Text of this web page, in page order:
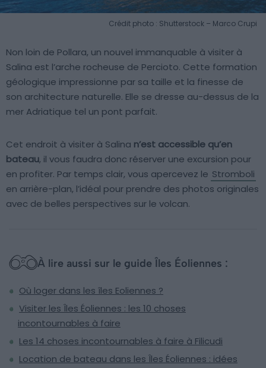
Crédit photo : Shutterstock – Marco Crupi
Non loin de Pollara, un nouvel immanquable à visiter à
Salina est l’arche rocheuse de Percioto. Cette formation
géologique impressionne par sa taille et la finesse de
son architecture naturelle. Elle se dresse au-dessus de la
mer Adriatique tel un pont parfait.
Cet endroit à visiter à Salina n’est accessible qu’en
bateau, il vous faudra donc réserver une excursion pour
en profiter. Par temps clair, vous apercevez le Stromboli
en arrière-plan, l’idéal pour prendre des photos originales
avec de belles perspectives sur le volcan.
À lire aussi sur le guide Îles Éoliennes :
Où loger dans les îles Eoliennes ?
Visiter les Îles Éoliennes : les 10 choses
incontournables à faire
Les 14 choses incontournables à faire à Filicudi
Location de bateau dans les Îles Éoliennes : idées